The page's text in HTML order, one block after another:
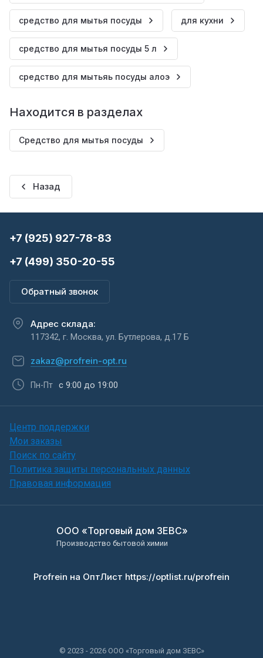
средство для мытья посуды для кухни
средство для мытья посуды 5 л
средство для мытьяь посуды алоэ
Находится в разделах
Средство для мытья посуды
Назад
+7 (925) 927-78-83
+7 (499) 350-20-55
Обратный звонок
Адрес склада:
117342, г. Москва, ул. Бутлерова, д.17 Б
zakaz@profrein-opt.ru
Пн-Пт с 9:00 до 19:00
Центр поддержки
Мои заказы
Поиск по сайту
Политика защиты персональных данных
Правовая информация
ООО «Торговый дом ЗЕВС»
Производство бытовой химии
Profrein на ОптЛист https://optlist.ru/profrein
© 2023 - 2026 ООО «Торговый дом ЗЕВС»